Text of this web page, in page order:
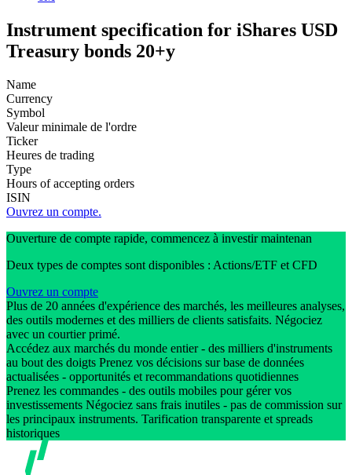
Instrument specification for iShares USD
Treasury bonds 20+y
Name
Currency
Symbol
Valeur minimale de l'ordre
Ticker
Heures de trading
Type
Hours of accepting orders
ISIN
Ouvrez un compte.
Ouverture de compte rapide, commencez à investir maintenan
Deux types de comptes sont disponibles : Actions/ETF et CFD
Ouvrez un compte
Plus de 20 années d'expérience des marchés, les meilleures analyses,
des outils modernes et des milliers de clients satisfaits. Négociez
avec un courtier primé.
Accédez aux marchés du monde entier - des milliers d'instruments
au bout des doigts Prenez vos décisions sur base de données
actualisées - opportunités et recommandations quotidiennes
Prenez les commandes - des outils mobiles pour gérer vos
investissements Négociez sans frais inutiles - pas de commission sur
les principaux instruments. Tarification transparente et spreads
historiques